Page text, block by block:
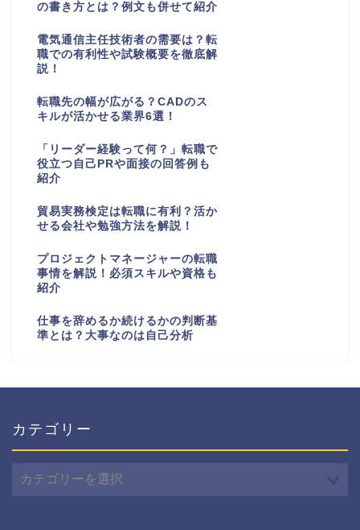
の書き方とは？例文も併せて紹介
電気通信主任技術者の需要は？転
職での有利性や試験概要を徹底解
説！
転職先の幅が広がる？CADのス
キルが活かせる業界6選！
「リーダー経験って何？」転職で
役立つ自己PRや面接の回答例も
紹介
貿易実務検定は転職に有利？活か
せる会社や勉強方法を解説！
プロジェクトマネージャーの転職
事情を解説！必須スキルや資格も
紹介
仕事を辞めるか続けるかの判断基
準とは？大事なのは自己分析
カテゴリー
テ